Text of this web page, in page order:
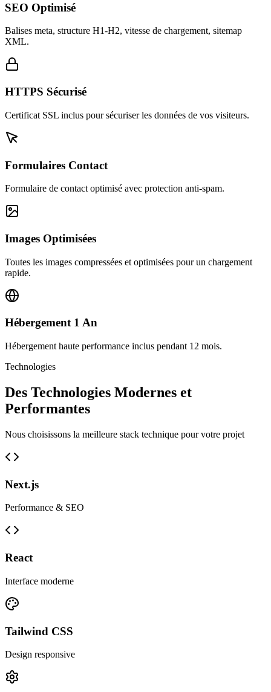
SEO Optimisé
Balises meta, structure H1-H2, vitesse de chargement, sitemap
XML.
HTTPS Sécurisé
Certificat SSL inclus pour sécuriser les données de vos visiteurs.
Formulaires Contact
Formulaire de contact optimisé avec protection anti-spam.
Images Optimisées
Toutes les images compressées et optimisées pour un chargement
rapide.
Hébergement 1 An
Hébergement haute performance inclus pendant 12 mois.
Technologies
Des Technologies Modernes et
Performantes
Nous choisissons la meilleure stack technique pour votre projet
Next.js
Performance & SEO
React
Interface moderne
Tailwind CSS
Design responsive